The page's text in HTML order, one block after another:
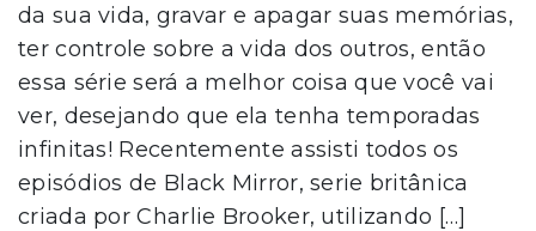
da sua vida, gravar e apagar suas memórias,
ter controle sobre a vida dos outros, então
essa série será a melhor coisa que você vai
ver, desejando que ela tenha temporadas
infinitas! Recentemente assisti todos os
episódios de Black Mirror, serie britânica
criada por Charlie Brooker, utilizando […]